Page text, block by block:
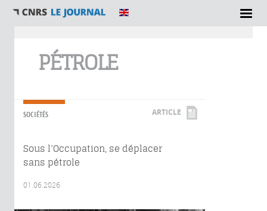
PÉTROLE
SOCIÉTÉS ARTICLE
Sous l’Occupation, se déplacer
sans pétrole
01.06.2026